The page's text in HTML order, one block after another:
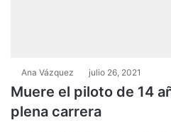
Ana Vázquez julio 26, 2021
Muere el piloto de 14
plena carrera